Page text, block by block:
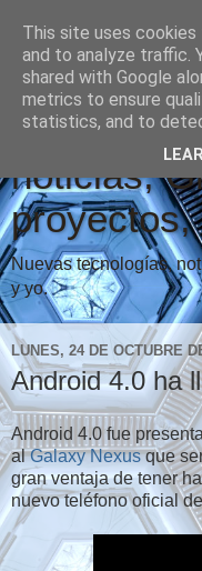
Vindicare
noticias,
Nuevas tecnologías,
y yo.
LUNES, 24 DE OCTUBRE
Android 4.0 ha
Android 4.0 fue
alGalaxy Nexusque
gran ventaja de tener
nuevo teléfono oficial
This site uses
and to analyze traffic.
shared with Google
metrics to ensure
statistics, and to